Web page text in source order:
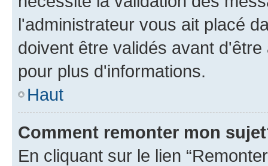
l'administrateur vous ait placé
doivent être validés avant
pour plus d'informations.
Haut
Comment remonter mon
En cliquant sur le lien